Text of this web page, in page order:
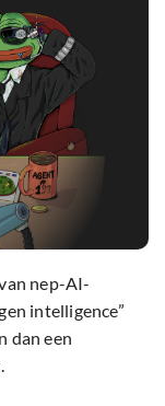
nep-AI-
intelligence”
dan een